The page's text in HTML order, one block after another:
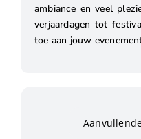
ambiance en veel
verjaardagen tot
toe aan jouw